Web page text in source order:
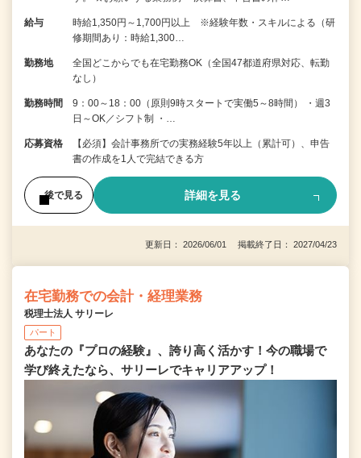
給与
時給1,350円～1,700円以上 ※経験年数・スキルによる（研
修期間あり：時給1,300…
勤務地
全国どこからでも在宅勤務OK（全国47都道府県対応、転勤
なし）
勤務時間
9：00～18：00（原則9時スタートで実働5～8時間） ・週3
日～OK／シフト制 ・…
応募資格
【必須】会計事務所での実務経験5年以上（累計可）、申告
書の作成を1人で完結できる方
後で見る 詳細を見る
更新日： 2026/06/01 掲載終了日： 2027/04/23
在宅勤務での会計・経理業務
税理士法人 サリーレ
パート
あなたの『プロの経験』、誇り高く活かす！今の職場で
学び終えたなら、サリーレでキャリアアップ！